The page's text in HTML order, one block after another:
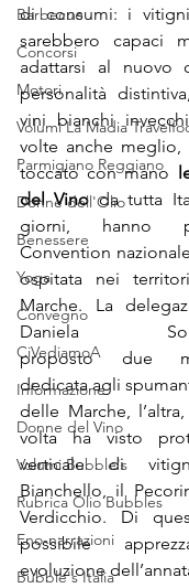
Barbecue
Concorsi
Motori
Volumi La Madia
Parmigiano Reggiano
Donne dell'Olio
Benessere
Yoga
Convegno
CiVediamoA
Informazione
Donne del Vino
Volumi Bubble's
Rubrica Olio Bubbles
Eno-narrazioni
Bubble's Italia
di consumi: i
sarebbero capaci
adattarsi al nuovo
personalità
vini bianchi
volte anche meglio,
toccato con mano
del Vino da tutta
giorni, hanno
Convention
ospitata nei
Marche. La
Daniela
proposto due
dedicata agli
delle Marche,
volta ha visto
verticale di
Bianchello, il
Verdicchio. Di
possibile
evoluzione